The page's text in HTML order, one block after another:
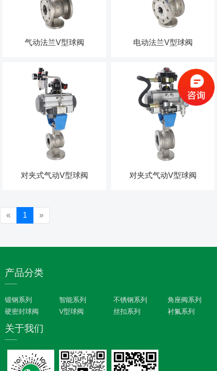
气动法兰V型球阀 电动法兰V型球阀
对夹式气动V型球阀 对夹式气动V型球阀
« 1 »
产品分类
锻钢系列 智能系列 不锈钢系列
角座阀系列
硬密封球阀
V型球阀 丝扣系列 衬氟系列
关于我们